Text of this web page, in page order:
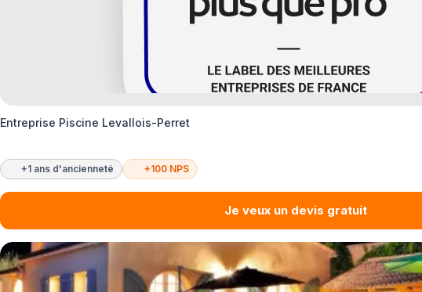
Entreprise Piscine Levallois-Perret
+1 ans d'ancienneté +100 NPS
Je veux un devis gratuit